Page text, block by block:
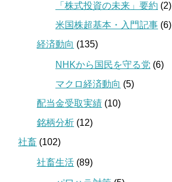
「株式投資の未来」要約 (2)
米国株超基本・入門記事 (6)
経済動向 (135)
NHKから国民を守る党 (6)
マクロ経済動向 (5)
配当金受取実績 (10)
銘柄分析 (12)
社畜 (102)
社畜生活 (89)